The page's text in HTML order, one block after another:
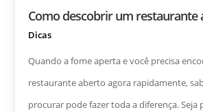
Como descobrir um restaurante
Dicas
Quando a fome aperta e você precisa
restaurante aberto agora rapidamente,
procurar pode fazer toda a diferença. Seja